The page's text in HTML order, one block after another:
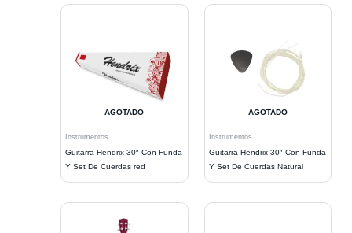
AGOTADO
Instrumentos
Guitarra Hendrix 30″ Con Funda
Y Set De Cuerdas red
AGOTADO
Instrumentos
Guitarra Hendrix 30″ Con Funda
Y Set De Cuerdas Natural